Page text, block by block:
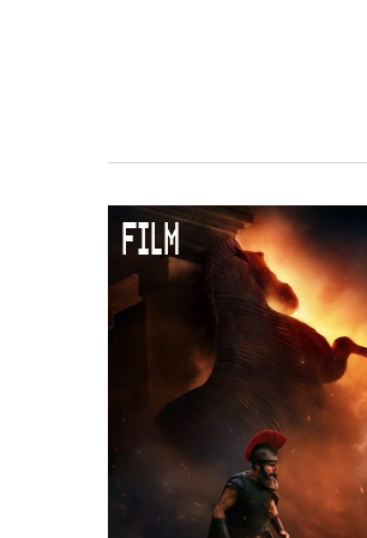
FILM